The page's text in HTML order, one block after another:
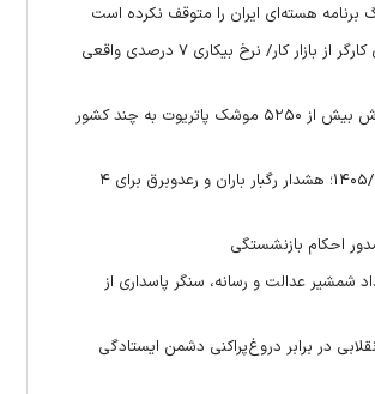
برنامه هسته‌ای ایران را متوقف نکرده است
خروج یک میلیون کارگر از بازار کار/ نرخ بیکاری ۷ درصدی واقعی
رویترز: آمریکا فروش بیش از ۵۲۵۰ موشک پاتریوت به چند کشور
هواشناسی ۱۴۰۵/۰۵/۱۷؛ هشدار رگبار باران و رعدوبرق برای ۴
احکام بازنشستگی
شمشیر عدالت و رسانه، سنگر پاسداری از
در برابر دروغ‌پراکنی دشمن ایستادگی